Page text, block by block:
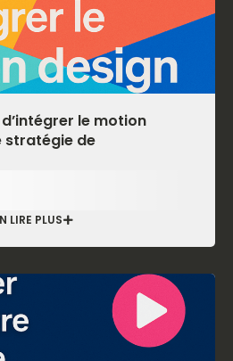
le motion
stratégie de
LIRE PLUS